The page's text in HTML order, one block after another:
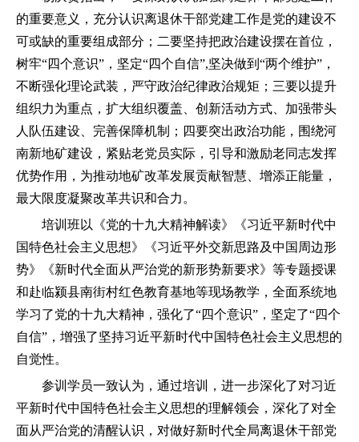
的重要意义，充分认识离退休干部党建工作是党的建设不
可或缺的重要组成部分；二要坚持把政治建设摆在首位，
树牢“四个意识”，坚定“四个自信”,坚决做到“两个维护”，
不断强化理论武装，严守政治纪律政治规矩；三要以提升
组织力为重点，扩大组织覆盖、创新活动方式、加强带头
人队伍建设、完善保障机制；四要突出政治功能，围绕河
南新地矿建设，紧贴老党员实际，引导和激励老同志发挥
优势作用，为推动地矿改革发展贡献智慧、增添正能量，
最大限度凝聚改革共识和合力。
培训班以《党的十九大精神解读》《习近平新时代中
国特色社会主义思想》《习近平外交新思路及中国周边形
势》《新时代全面从严治党的新形势新要求》等专题授课
和赴临颍县南街村红色教育基地等现场教学，全面系统地
学习了党的十九大精神，强化了“四个意识”，坚定了“四个
自信”，增强了坚持习近平新时代中国特色社会主义思想的
自觉性。
参训学员一致认为，通过培训，进一步深化了对习近
平新时代中国特色社会主义思想的理解领会，深化了对全
面从严治党的清醒认识，对做好新时代全局离退休干部党